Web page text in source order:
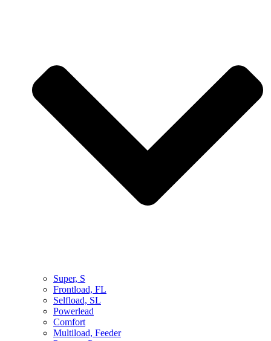
Super, S
Frontload, FL
Selfload, SL
Powerlead
Comfort
Multiload, Feeder